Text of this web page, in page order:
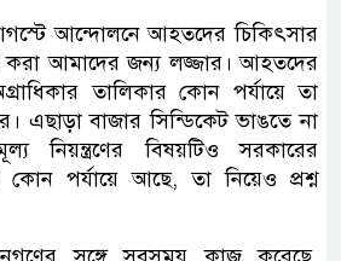
আন্দোলনে আহতদের চিকিৎসার
করা আমাদের জন্য লজ্জার। আহতদের
তালিকার কোন পর্যায়ে তা
এছাড়া বাজার সিন্ডিকেট ভাঙতে না
নিয়ন্ত্রণের বিষয়টিও সরকারের
কোন পর্যায়ে আছে, তা নিয়েও প্রশ্ন